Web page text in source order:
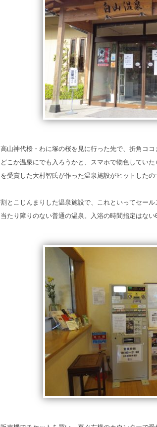
高山神代桜・わに塚の桜を見に行った先で、折角ココ
どこか温泉にでも入ろうかと、スマホで物色してい
を受賞した大村智氏が作った温泉施設がヒットしたの
割とこじんまりした温泉施設で、これといってセール
当たり障りのない普通の温泉。入浴の時間指定はない